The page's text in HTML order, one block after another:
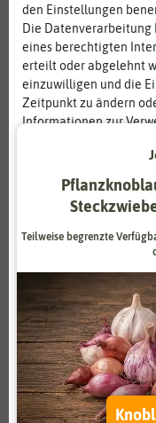
Roter
*
den Einstellungen
Die
eines berechtigten
erteilt oder abgelehnt
einzuwilligen und die
Zeitpunkt zu ändern
Informationen zur
Essenziell
Externe Medien
Weitere Einstellungen
Teilweise begrenzte